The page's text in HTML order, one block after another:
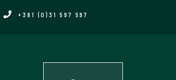
+381 (0)31 597 597